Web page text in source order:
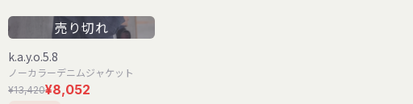
売り切れ
k.a.y.o.5.8
ノーカラーデニムジャケット
¥13,420¥8,052